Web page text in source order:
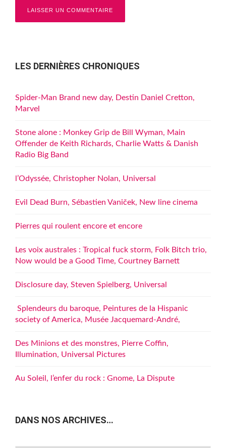
LES DERNIÈRES CHRONIQUES
Spider-Man Brand new day, Destin Daniel Cretton,
Marvel
Stone alone : Monkey Grip de Bill Wyman, Main
Offender de Keith Richards, Charlie Watts & Danish
Radio Big Band
l’Odyssée, Christopher Nolan, Universal
Evil Dead Burn, Sébastien Vaniček, New line cinema
Pierres qui roulent encore et encore
Les voix australes : Tropical fuck storm, Folk Bitch trio,
Now would be a Good Time, Courtney Barnett
Disclosure day, Steven Spielberg, Universal
Splendeurs du baroque, Peintures de la Hispanic
society of America, Musée Jacquemard-André,
Des Minions et des monstres, Pierre Coffin,
Illumination, Universal Pictures
Au Soleil, l’enfer du rock : Gnome, La Dispute
DANS NOS ARCHIVES…